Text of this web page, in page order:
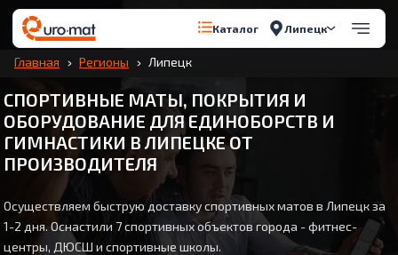
Каталог Липецк
Главная Регионы Липецк
СПОРТИВНЫЕ МАТЫ, ПОКРЫТИЯ И
ОБОРУДОВАНИЕ ДЛЯ ЕДИНОБОРСТВ И
ГИМНАСТИКИ В ЛИПЕЦКЕ ОТ
ПРОИЗВОДИТЕЛЯ
Осуществляем быструю доставку спортивных матов в Липецк за
1-2 дня. Оснастили 7 спортивных объектов города - фитнес-
центры, ДЮСШ и спортивные школы.